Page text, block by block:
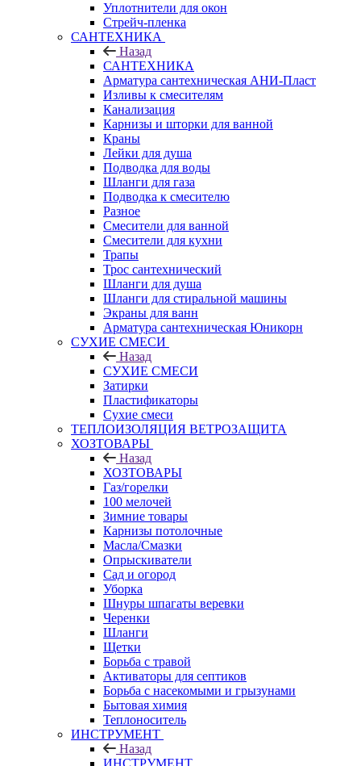
Уплотнители для окон
Стрейч-пленка
САНТЕХНИКА
Назад
САНТЕХНИКА
Арматура сантехническая АНИ-Пласт
Изливы к смесителям
Канализация
Карнизы и шторки для ванной
Краны
Лейки для душа
Подводка для воды
Шланги для газа
Подводка к смесителю
Разное
Смесители для ванной
Смесители для кухни
Трапы
Трос сантехнический
Шланги для душа
Шланги для стиральной машины
Экраны для ванн
Арматура сантехническая Юникорн
СУХИЕ СМЕСИ
Назад
СУХИЕ СМЕСИ
Затирки
Пластификаторы
Сухие смеси
ТЕПЛОИЗОЛЯЦИЯ ВЕТРОЗАЩИТА
ХОЗТОВАРЫ
Назад
ХОЗТОВАРЫ
Газ/горелки
100 мелочей
Зимние товары
Карнизы потолочные
Масла/Смазки
Опрыскиватели
Сад и огород
Уборка
Шнуры шпагаты веревки
Черенки
Шланги
Щетки
Борьба с травой
Активаторы для септиков
Борьба с насекомыми и грызунами
Бытовая химия
Теплоноситель
ИНСТРУМЕНТ
Назад
ИНСТРУМЕНТ